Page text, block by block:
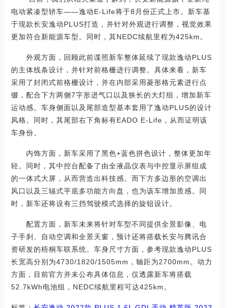
电动紧凑型轿车——逸动E-Life将于8月份正式上市。新车基
于现款长安逸动PLUS打造，并针对外观进行调整，视觉效果
更加符合新能源车型。同时，其NEDC续航里程为425km。
外观方面，回顾此前谍照新车整体延续了现款逸动PLUS
的主体线条设计，并针对前格栅进行调整。具体来看，新车
采用了封闭式前格栅设计，并在内部采用菱形格元素进行点
缀，配合下方两侧7字形进气口以及狭长的大灯组，增加新车
运动感。车身侧面以及尾部造型基本套用了逸动PLUS的设计
风格。同时，其尾部右下角标有EADO E-Life，从而证明该
车身份。
内饰方面，新车采用了黑色+蓝色拼色设计，整体更加年
轻。同时，其中控台配备了由全液晶仪表与中控显示屏组成
的一体式大屏，从而营造出科技感。而下方多边形的空调出
风口以及三辐式平底多功能方向盘，也为该车增加质感。同
时，新车还将设有三挡驾驶模式选择的旋钮设计。
配置方面，新车未来将针对车型不同提供全景影像、电
子手刹、自动空调和全景天窗，预计还将搭载长安与腾讯合
资研发的梧桐车联系统。车身尺寸方面，参考现款逸动PLUS
长宽高分别为4730/1820/1505mm，轴距为2700mm。动力
方面，目前官方并未公布具体信息，仅透露新车将搭载
52.7kWh电池组，NEDC续航里程可达425km。